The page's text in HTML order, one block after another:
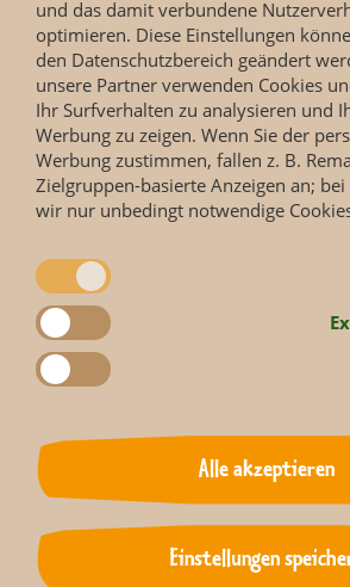
Das ganze Programm in der
Zurück
Neugierig?
Bleiben Sie informiert...
und das damit verbundene
optimieren. Diese Einstellungen
den Datenschutzbereich geändert
unsere Partner verwenden Cookies
Ihr Surfverhalten zu analysieren und
Werbung zu zeigen. Wenn Sie der
Werbung zustimmen, fallen z. B.
Zielgruppen-basierte Anzeigen an;
wir nur unbedingt notwendige
Alle akzeptieren
Einstellungen